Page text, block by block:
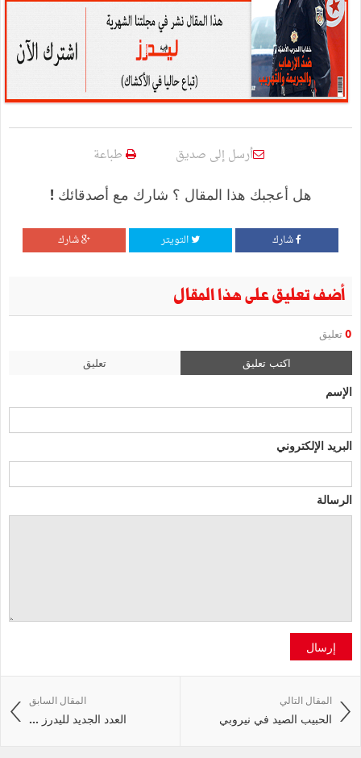
أرسل إلى صديق طباعة
هل أعجبك هذا المقال ؟ شارك مع أصدقائك !
شارك التويتر شارك
أضف تعليق على هذا المقال
0 تعليق
اكتب تعليق تعليق
الإسم
البريد الإلكتروني
الرسالة
إرسال
المقال السابق
العدد الجديد لليدرز ...
المقال التالي
الحبيب الصيد في نيروبي